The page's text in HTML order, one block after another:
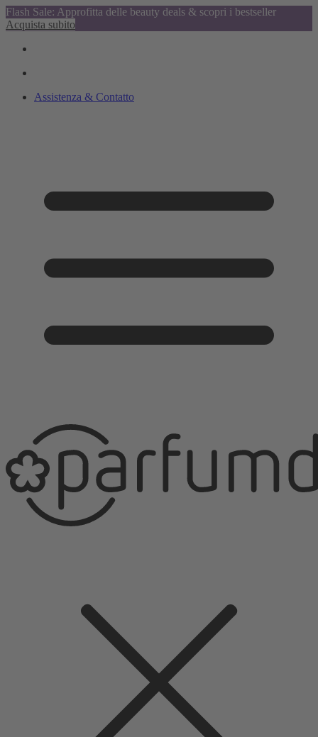
Flash Sale: Approfitta delle beauty deals & scopri i bestseller
Acquista subito
Assistenza & Contatto